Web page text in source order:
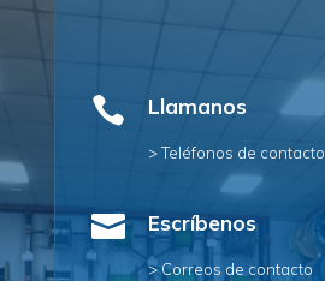
 Llamanos
> Teléfonos de contacto
 Escríbenos
> Correos de contacto